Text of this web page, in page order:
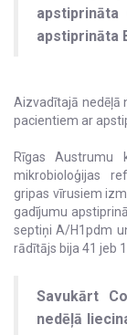
apstiprināta
Aizvadītajā nedēļā
pacientiem ar
Rīgas Austrumu
mikrobioloģijas
gripas vīrusiem
gadījumu
septiņi A/H1pdm
rādītājs bija 41 jeb
Savukārt
nedēļā